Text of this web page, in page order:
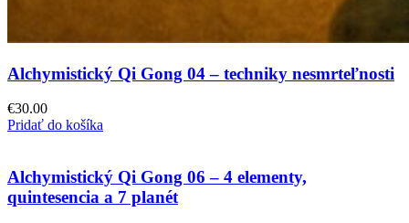
Alchymistický Qi Gong 04 – techniky nesmrteľnosti
€30.00
Pridať do košíka
Alchymistický Qi Gong 06 – 4 elementy,
quintesencia a 7 planét